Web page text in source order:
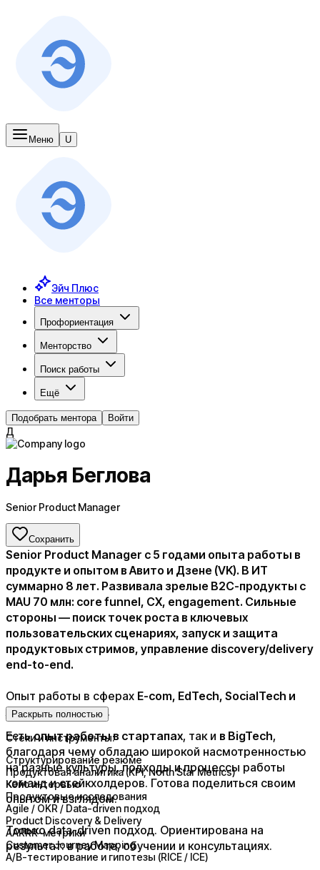
Меню U
Эйч Плюс
Все менторы
Профориентация
Менторство
Поиск работы
Ещё
Подобрать ментора Войти
Д
Дарья Беглова
Senior Product Manager
Сохранить
Senior Product Manager с 5 годами опыта работы в
продукте и опытом в Авито и Дзене (VK). В ИТ
суммарно 8 лет. Развивала зрелые B2C-продукты с
MAU 70 млн: core funnel, CX, engagement. Сильные
стороны — поиск точек роста в ключевых
пользовательских сценариях, запуск и защита
продуктовых стримов, управление discovery/delivery
end-to-end.
Опыт работы в сферах E-com, EdTech, SocialTech и
AdTech, PropTech.
Естьопыт работы в стартапах, так и в BigTech,
благодаря чему обладаю широкой насмотренностью
на разные культуры, подходы и процессы работы
команд и стейкхолдеров. Готова поделиться своим
опытом и взглядом.
Только data-driven подход. Ориентирована на
результат: в работе, обучении и консультациях.
Раскрыть полностью
Стеки и инструменты:
Структурирование резюме
Продуктовая аналитика (KPI, North Star Metrics)
Кейс интервью
Продуктовые исследования
Agile / OKR / Data-driven подход
Product Discovery & Delivery
AARRR-метрики
Customer Journey Mapping
A/B-тестирование и гипотезы (RICE / ICE)